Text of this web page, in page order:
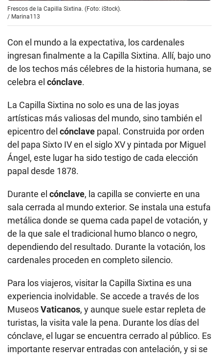
Frescos de la Capilla Sixtina. (Foto: iStock).
/ Marina113
Con el mundo a la expectativa, los cardenales
ingresan finalmente a la Capilla Sixtina. Allí, bajo uno
de los techos más célebres de la historia humana, se
celebra el cónclave.
La Capilla Sixtina no solo es una de las joyas
artísticas más valiosas del mundo, sino también el
epicentro del cónclave papal. Construida por orden
del papa Sixto IV en el siglo XV y pintada por Miguel
Ángel, este lugar ha sido testigo de cada elección
papal desde 1878.
Durante el cónclave, la capilla se convierte en una
sala cerrada al mundo exterior. Se instala una estufa
metálica donde se quema cada papel de votación, y
de la que sale el tradicional humo blanco o negro,
dependiendo del resultado. Durante la votación, los
cardenales proceden en completo silencio.
Para los viajeros, visitar la Capilla Sixtina es una
experiencia inolvidable. Se accede a través de los
MuseosVaticanos, y aunque suele estar repleta de
turistas, la visita vale la pena. Durante los días del
cónclave, el lugar se encuentra cerrado al público. Es
importante reservar entradas con antelación, y si se